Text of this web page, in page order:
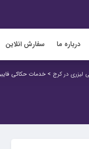
درباره ما سفارش انلاین
لیزری در کرج > خدمات حکاکی